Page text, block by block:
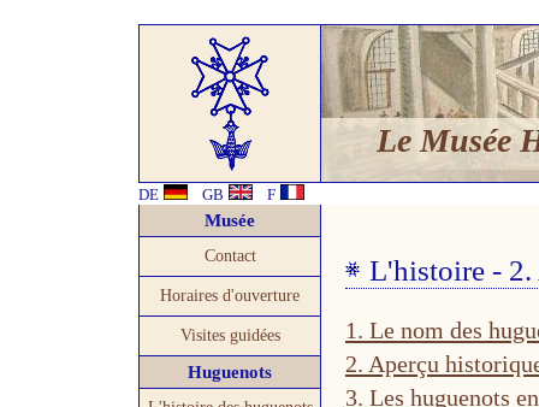
Le Musée
DE GB F
Musée
Contact
Horaires d'ouverture
Visites guidées
Huguenots
L'histoire -
1. Le nom des
2. Aperçu
3. Les huguenots